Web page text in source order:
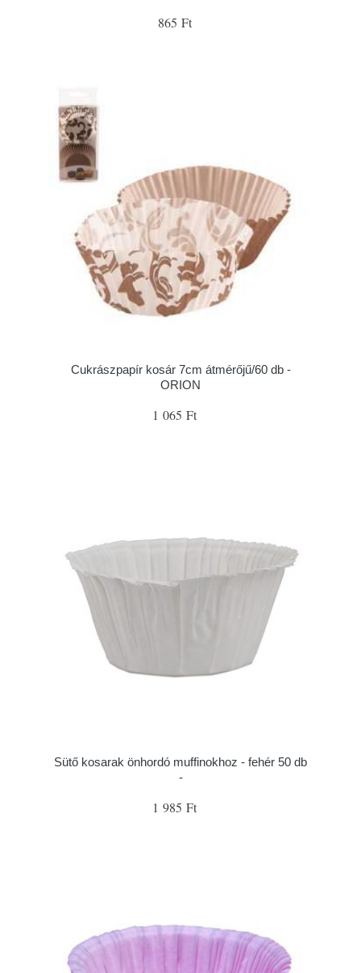
865 Ft
Cukrászpapír kosár 7cm átmérőjű/60 db -
ORION
1 065 Ft
Sütő kosarak önhordó muffinokhoz - fehér 50 db
-
1 985 Ft